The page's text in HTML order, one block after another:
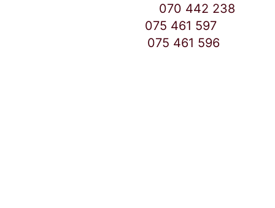
070 442 238
075 461 597
075 461 596